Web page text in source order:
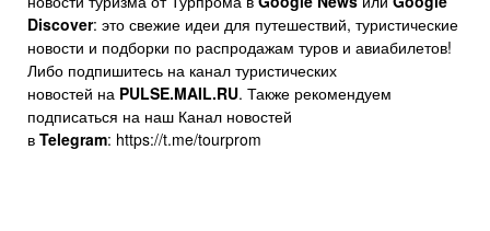
Discover: это свежие идеи для путешествий, туристические
новости и подборки по распродажам туров и авиабилетов!
Либо подпишитесь на канал туристических
новостей на PULSE.MAIL.RU. Также рекомендуем
подписаться на наш Канал новостей
в Telegram: https://t.me/tourprom